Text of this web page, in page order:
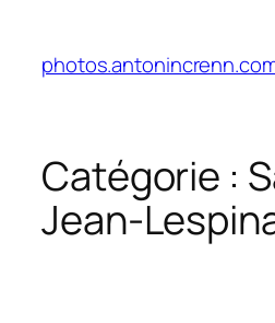
contenu
Catégorie :
Jean-